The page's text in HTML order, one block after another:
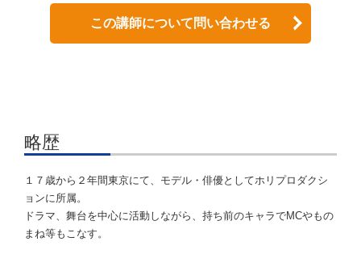
この講師について問い合わせる
略歴
１７歳から２年間東京にて、モデル・俳優としてホリプロダクシ
ョンに所属。
ドラマ、舞台を中心に活動しながら、持ち前のキャラでMCやもの
まね等もこなす。